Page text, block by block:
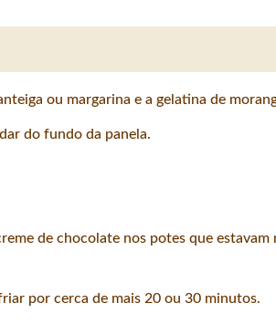
ou margarina e a gelatina de
do fundo da panela.
de chocolate nos potes que estavam
por cerca de mais 20 ou 30 minutos.